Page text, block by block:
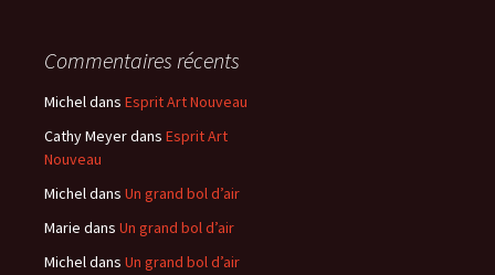
Commentaires récents
Micheldans Esprit Art Nouveau
Cathy Meyerdans Esprit Art
Nouveau
Micheldans Un grand bol d’air
Marie dans Un grand bol d’air
Micheldans Un grand bol d’air